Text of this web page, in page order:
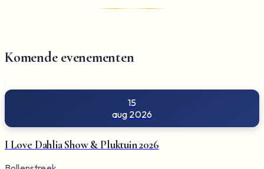
Komende evenementen
15
aug 2026
I Love Dahlia Show & Pluktuin 2026